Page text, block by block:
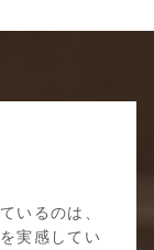
いるのは、
実感してい